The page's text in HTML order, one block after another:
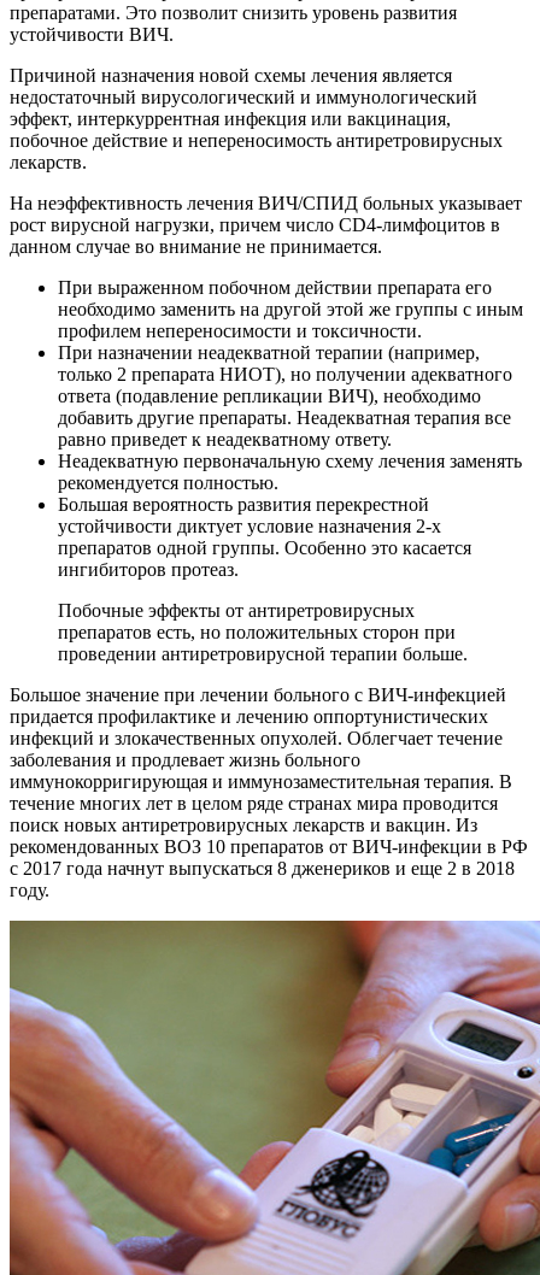
препаратами. Это позволит снизить уровень развития
устойчивости ВИЧ.
Причиной назначения новой схемы лечения является
недостаточный вирусологический и иммунологический
эффект, интеркуррентная инфекция или вакцинация,
побочное действие и непереносимость антиретровирусных
лекарств.
На неэффективность лечения ВИЧ/СПИД больных указывает
рост вирусной нагрузки, причем число CD4-лимфоцитов в
данном случае во внимание не принимается.
При выраженном побочном действии препарата его
необходимо заменить на другой этой же группы с иным
профилем непереносимости и токсичности.
При назначении неадекватной терапии (например,
только 2 препарата НИОТ), но получении адекватного
ответа (подавление репликации ВИЧ), необходимо
добавить другие препараты. Неадекватная терапия все
равно приведет к неадекватному ответу.
Неадекватную первоначальную схему лечения заменять
рекомендуется полностью.
Большая вероятность развития перекрестной
устойчивости диктует условие назначения 2-х
препаратов одной группы. Особенно это касается
ингибиторов протеаз.
Побочные эффекты от антиретровирусных
препаратов есть, но положительных сторон при
проведении антиретровирусной терапии больше.
Большое значение при лечении больного с ВИЧ-инфекцией
придается профилактике и лечению оппортунистических
инфекций и злокачественных опухолей. Облегчает течение
заболевания и продлевает жизнь больного
иммунокорригирующая и иммунозаместительная терапия. В
течение многих лет в целом ряде странах мира проводится
поиск новых антиретровирусных лекарств и вакцин. Из
рекомендованных ВОЗ 10 препаратов от ВИЧ-инфекции в РФ
с 2017 года начнут выпускаться 8 дженериков и еще 2 в 2018
году.